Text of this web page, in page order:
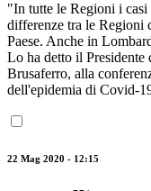
"In tutte le Regioni i casi
differenze tra le Regioni
Paese. Anche in
Lo ha detto il
Brusaferro, alla
dell'epidemia di Covid-
22 Mag 2020 - 12:15